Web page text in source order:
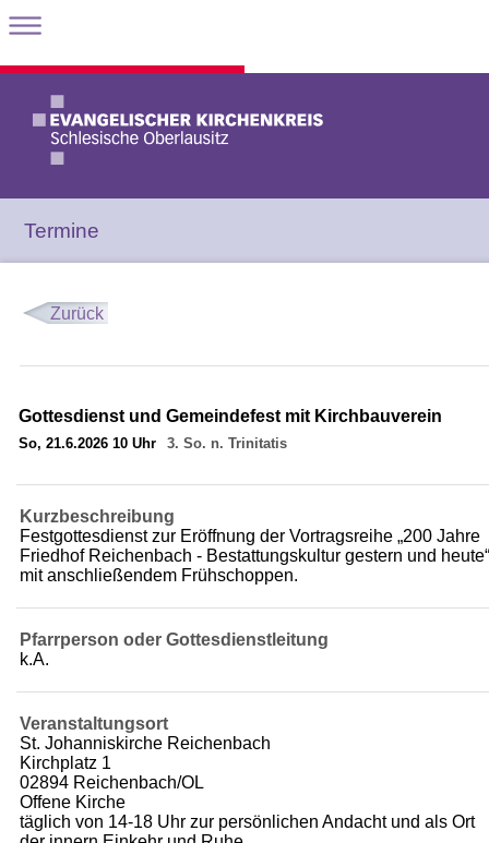
Termine
Zurück
Gottesdienst und Gemeindefest mit Kirchbauverein
So, 21.6.2026 10 Uhr 3. So. n. Trinitatis
Kurzbeschreibung
Festgottesdienst zur Eröffnung der Vortragsreihe „200 Jahre
Friedhof Reichenbach - Bestattungskultur gestern und heute“
mit anschließendem Frühschoppen.
Pfarrperson oder Gottesdienstleitung
k.A.
Veranstaltungsort
St. Johanniskirche Reichenbach
Kirchplatz 1
02894 Reichenbach/OL
Offene Kirche
täglich von 14-18 Uhr zur persönlichen Andacht und als Ort